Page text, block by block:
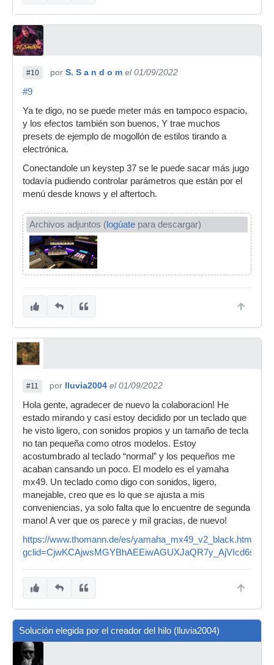
#10 por S. S a n d o m el 01/09/2022
#9
Ya te digo, no se puede meter más en tampoco espacio,
y los efectos también son buenos, Y trae muchos
presets de ejemplo de mogollón de estilos tirando a
electrónica.
Conectandole un keystep 37 se le puede sacar más jugo
todavía pudiendo controlar parámetros que están por el
menú desde knows y el aftertoch.
Archivos adjuntos (logúate para descargar)
#11 por lluvia2004 el 01/09/2022
Hola gente, agradecer de nuevo la colaboracion! He
estado mirando y casi estoy decidido por un teclado que
he visto ligero, con sonidos propios y un tamaño de tecla
no tan pequeña como otros modelos. Estoy
acostumbrado al teclado “normal” y los pequeños me
acaban cansando un poco. El modelo es el yamaha
mx49. Un teclado como digo con sonidos, ligero,
manejable, creo que es lo que se ajusta a mis
conveniencias, ya solo falta que lo encuentre de segunda
mano! A ver que os parece y mil gracias, de nuevo!
https://www.thomann.de/es/yamaha_mx49_v2_black.htm?
Solución elegida por el creador del hilo (lluvia2004)